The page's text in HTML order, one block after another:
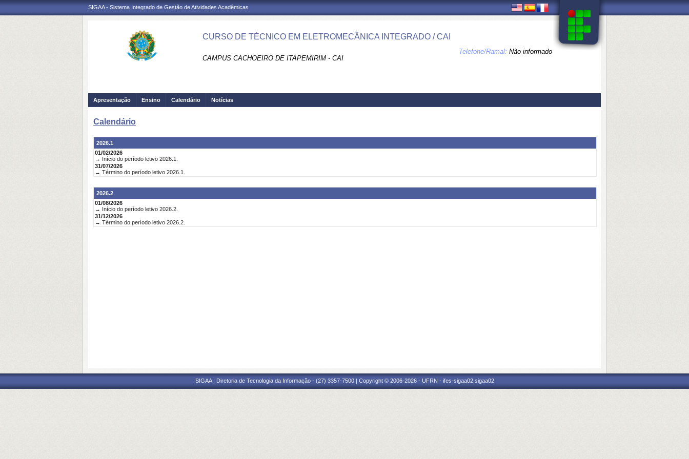
SIGAA - Sistema Integrado de Gestão de Atividades Acadêmicas
CURSO DE TÉCNICO EM ELETROMECÂNICA INTEGRADO / CAI
CAMPUS CACHOEIRO DE ITAPEMIRIM - CAI
Telefone/Ramal: Não informado
Apresentação Ensino Calendário Notícias
Calendário
2026.1
01/02/2026
→ Início do período letivo 2026.1.
31/07/2026
→ Término do período letivo 2026.1.
2026.2
01/08/2026
→ Início do período letivo 2026.2.
31/12/2026
→ Término do período letivo 2026.2.
SIGAA | Diretoria de Tecnologia da Informação - (27) 3357-7500 | Copyright © 2006-2026 - UFRN - ifes-sigaa02.sigaa02